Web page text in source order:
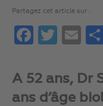
Partagez cet article sur :
FacebookTwitter
A 52 ans, Dr
ans d’âge